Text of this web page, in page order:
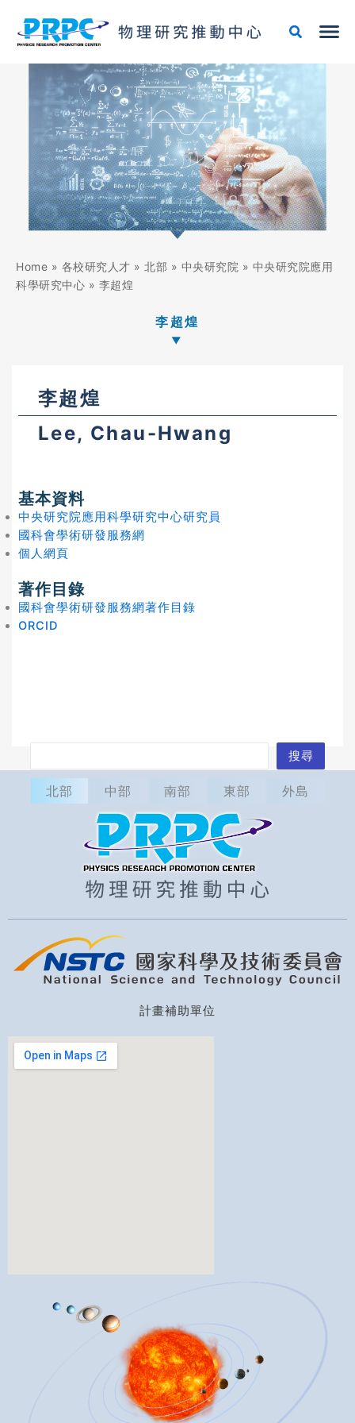
Home » 各校研究人才 » 北部 » 中央研究院 » 中央研究院應用
科學研究中心 » 李超煌
李超煌
李超煌
Lee, Chau-Hwang
基本資料
中央研究院應用科學研究中心研究員
國科會學術研發服務網
個人網頁
著作目錄
國科會學術研發服務網著作目錄
ORCID
尋
搜尋
北部 中部 南部 東部 外島
計畫補助單位